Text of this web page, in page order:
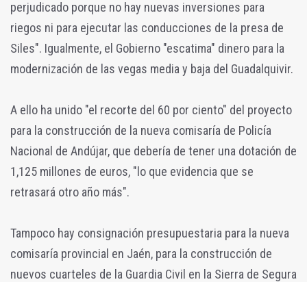
perjudicado porque no hay nuevas inversiones para
riegos ni para ejecutar las conducciones de la presa de
Siles". Igualmente, el Gobierno "escatima" dinero para la
modernización de las vegas media y baja del Guadalquivir.
A ello ha unido "el recorte del 60 por ciento" del proyecto
para la construcción de la nueva comisaría de Policía
Nacional de Andújar, que debería de tener una dotación de
1,125 millones de euros, "lo que evidencia que se
retrasará otro año más".
Tampoco hay consignación presupuestaria para la nueva
comisaría provincial en Jaén, para la construcción de
nuevos cuarteles de la Guardia Civil en la Sierra de Segura